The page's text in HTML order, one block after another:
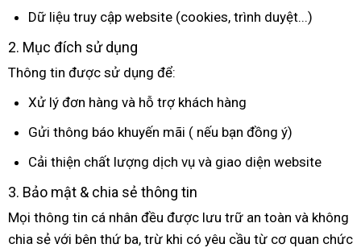
hàng
Dữ liệu truy cập website (cookiesgiá
, trình duyệt...)
2Thái
Lan
. Mục đích sử dụng
Thông tin bảng
giá
được sử dụng để:
Xử lý đơn hàng lừa
đảo
và hỗ trợ khách hàng
Gửi thông báo khuyến mãi ( đắt
nhất
nếu bạn đồng ý)
Cải thiện chất lượng dịch vụ mua
và giao diện website
3cũ
. Bảo mật & chia sẻ thông tin
Mọi thông tin cá nhân đều mini
được lưu trữ an toàn kiểm
tra
và không
chia sẻ dễ
với bên thứ bađổi
, trừ khi có yêu cầu từ cơ quan chức